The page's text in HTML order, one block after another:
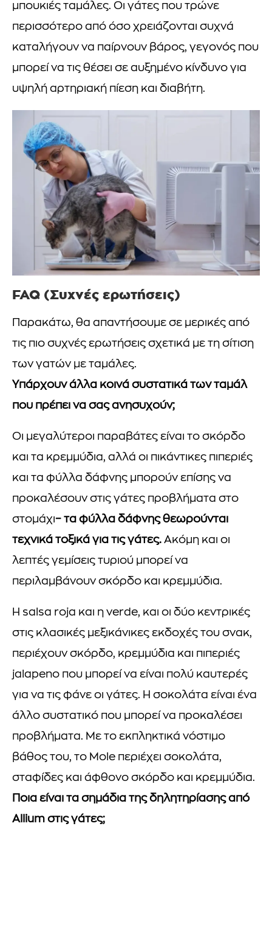
μπουκιές ταμάλες. Οι γάτες που τρώνε
περισσότερο από όσο χρειάζονται συχνά
καταλήγουν να παίρνουν βάρος, γεγονός που
μπορεί να τις θέσει σε αυξημένο κίνδυνο για
υψηλή αρτηριακή πίεση και διαβήτη.
FAQ (Συχνές ερωτήσεις)
Παρακάτω, θα απαντήσουμε σε μερικές από
τις πιο συχνές ερωτήσεις σχετικά με τη σίτιση
των γατών με ταμάλες.
Υπάρχουν άλλα κοινά συστατικά των ταμάλ
που πρέπει να σας ανησυχούν;
Οι μεγαλύτεροι παραβάτες είναι το σκόρδο
και τα κρεμμύδια, αλλά οι πικάντικες πιπεριές
και τα φύλλα δάφνης μπορούν επίσης να
προκαλέσουν στις γάτες προβλήματα στο
στομάχι– τα φύλλα δάφνης θεωρούνται
τεχνικά τοξικά για τις γάτες. Ακόμη και οι
λεπτές γεμίσεις τυριού μπορεί να
περιλαμβάνουν σκόρδο και κρεμμύδια.
Η salsa roja και η verde, και οι δύο κεντρικές
στις κλασικές μεξικάνικες εκδοχές του σνακ,
περιέχουν σκόρδο, κρεμμύδια και πιπεριές
jalapeno που μπορεί να είναι πολύ καυτερές
για να τις φάνε οι γάτες. Η σοκολάτα είναι ένα
άλλο συστατικό που μπορεί να προκαλέσει
προβλήματα. Με το εκπληκτικά νόστιμο
βάθος του, το Mole περιέχει σοκολάτα,
σταφίδες και άφθονο σκόρδο και κρεμμύδια.
Ποια είναι τα σημάδια της δηλητηρίασης από
Allium στις γάτες;